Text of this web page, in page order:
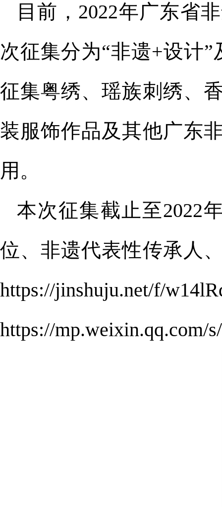
目前，2022年广东省
次征集分为“非遗+设计
征集粤绣、瑶族刺绣、
装服饰作品及其他广东
用。
本次征集截止至2022
位、非遗代表性传承人
https://jinshuju.net/f/
https://mp.weixin.qq.com/